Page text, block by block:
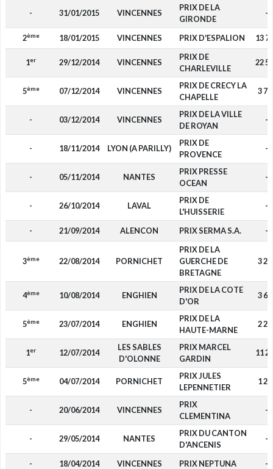
- 31/01/2015 VINCENNES
PRIX DE LA
GIRONDE
-
2ème 18/01/2015 VINCENNES PRIX D'ESPALION 13
1er 29/12/2014 VINCENNES
PRIX DE
CHARLEVILLE
22
5ème 07/12/2014 VINCENNES
PRIX DE CRECY LA
CHAPELLE
3
- 03/12/2014 VINCENNES
PRIX DE LA VILLE
DE ROYAN
-
- 18/11/2014 LYON (A PARILLY)
PRIX DE
PROVENCE
-
- 05/11/2014 NANTES
PRIX PRESSE
OCEAN
-
- 26/10/2014 LAVAL
PRIX DE
L'HUISSERIE
-
- 21/09/2014 ALENCON PRIX SERMA S.A. -
3ème 22/08/2014 PORNICHET
PRIX DE LA
GUERCHE DE
BRETAGNE
3
4ème 10/08/2014 ENGHIEN
PRIX DE LA COTE
D'OR
3
5ème 23/07/2014 ENGHIEN
PRIX DE LA
HAUTE-MARNE
2
1er 12/07/2014
LES SABLES
D'OLONNE
PRIX MARCEL
GARDIN
11
5ème 04/07/2014 PORNICHET
PRIX JULES
LEPENNETIER
1
- 20/06/2014 VINCENNES
PRIX
CLEMENTINA
-
- 29/05/2014 NANTES
PRIX DU CANTON
D'ANCENIS
-
- 18/04/2014 VINCENNES PRIX NEPTUNA -